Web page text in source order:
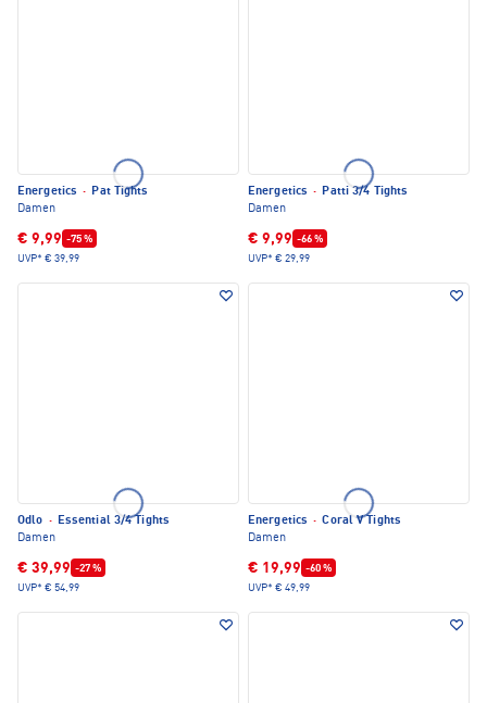
Energetics · Pat Tights
Damen
€ 9,99 -75 %
UVP* € 39,99
Energetics · Patti 3/4 Tights
Damen
€ 9,99 -66 %
UVP* € 29,99
Odlo · Essential 3/4 Tights
Damen
€ 39,99 -27 %
UVP* € 54,99
Energetics · Coral V Tights
Damen
€ 19,99 -60 %
UVP* € 49,99